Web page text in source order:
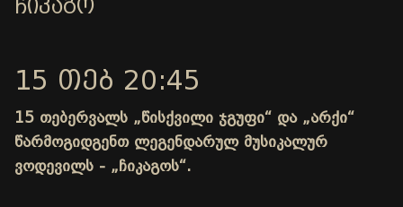
ᲩᲘᲙᲐᲒᲝ
15 ᲗᲔᲑ 20:45
15 თებერვალს „წისქვილი ჯგუფი“ და „არქი“
წარმოგიდგენთ ლეგენდარულ მუსიკალურ
ვოდევილს - „ჩიკაგოს“.